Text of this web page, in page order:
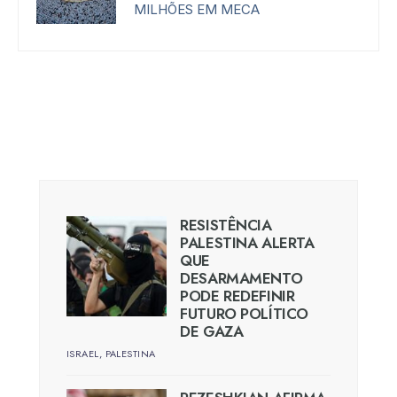
MILHÕES EM MECA
RESISTÊNCIA
PALESTINA ALERTA
QUE
DESARMAMENTO
PODE REDEFINIR
FUTURO POLÍTICO
DE GAZA
ISRAEL, PALESTINA